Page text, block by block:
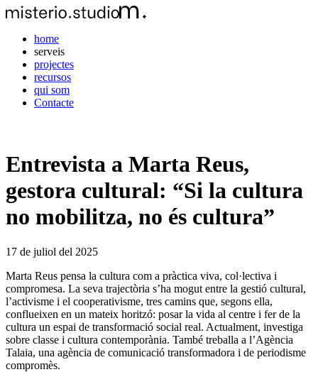
home
serveis
projectes
recursos
qui som
Contacte
Entrevista a Marta Reus,
gestora cultural: “Si la cultura
no mobilitza, no és cultura”
17 de juliol del 2025
Marta Reus pensa la cultura com a pràctica viva, col·lectiva i
compromesa. La seva trajectòria s’ha mogut entre la gestió cultural,
l’activisme i el cooperativisme, tres camins que, segons ella,
conflueixen en un mateix horitzó: posar la vida al centre i fer de la
cultura un espai de transformació social real. Actualment, investiga
sobre classe i cultura contemporània. També treballa a l’Agència
Talaia, una agència de comunicació transformadora i de periodisme
compromès.